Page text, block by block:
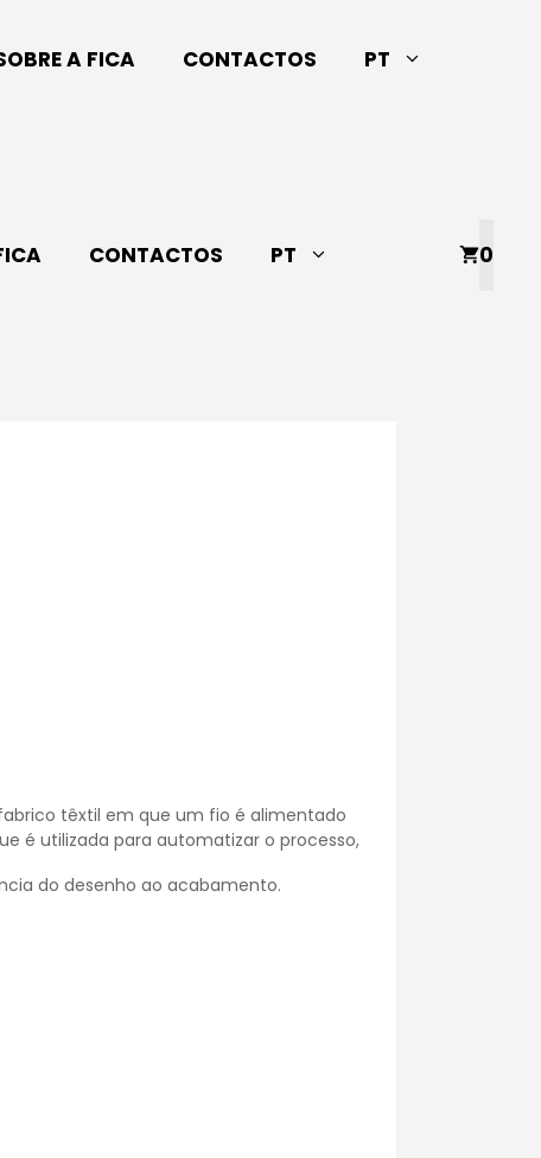
A FICA CONTACTOS PT
CONTACTOS PT 0
têxtil em que um fio é alimentado
é utilizada para automatizar o processo,
do desenho ao acabamento.